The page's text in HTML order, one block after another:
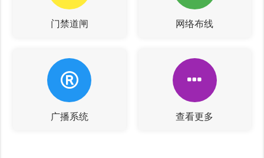
门禁道闸 网络布线
广播系统 查看更多